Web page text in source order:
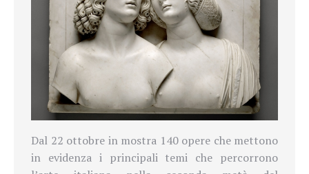
Dal 22 ottobre in mostra 140 opere che mettono
in evidenza i principali temi che percorrono